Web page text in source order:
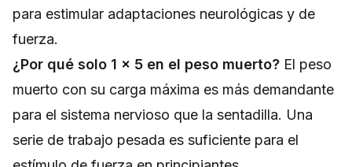
para estimular adaptaciones neurológicas y de
fuerza.
¿Por qué solo 1 × 5 en el peso muerto? El peso
muerto con su carga máxima es más demandante
para el sistema nervioso que la sentadilla. Una
serie de trabajo pesada es suficiente para el